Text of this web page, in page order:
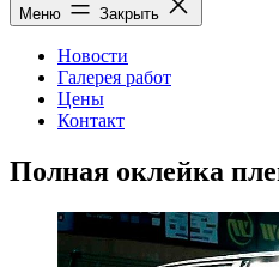
Меню Закрыть
Новости
Галерея работ
Цены
Контакт
Полная оклейка